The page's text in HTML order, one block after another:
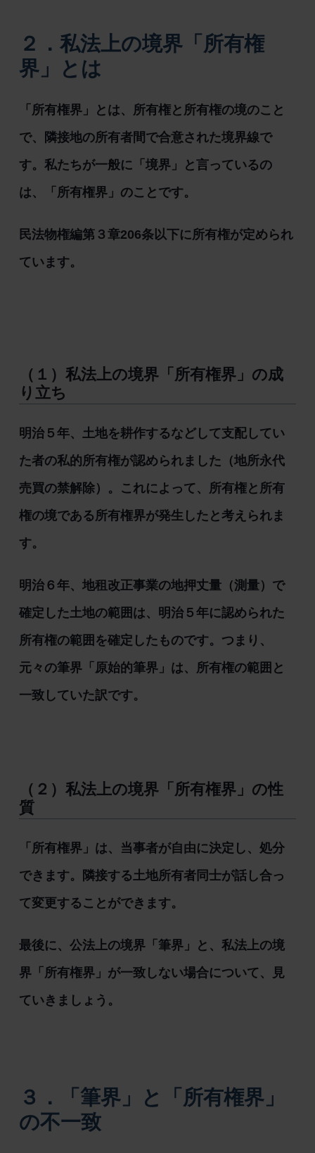
２．私法上の境界「所有権
界」とは
「所有権界」とは、所有権と所有権の境のこと
で、隣接地の所有者間で合意された境界線で
す。私たちが一般に「境界」と言っているの
は、「所有権界」のことです。
民法物権編第３章206条以下に所有権が定められ
ています。
（１）私法上の境界「所有権界」の成
り立ち
明治５年、土地を耕作するなどして支配してい
た者の私的所有権が認められました（地所永代
売買の禁解除）。これによって、所有権と所有
権の境である所有権界が発生したと考えられま
す。
明治６年、地租改正事業の地押丈量（測量）で
確定した土地の範囲は、明治５年に認められた
所有権の範囲を確定したものです。つまり、
元々の筆界「原始的筆界」は、所有権の範囲と
一致していた訳です。
（２）私法上の境界「所有権界」の性
質
「所有権界」は、当事者が自由に決定し、処分
できます。隣接する土地所有者同士が話し合っ
て変更することができます。
最後に、公法上の境界「筆界」と、私法上の境
界「所有権界」が一致しない場合について、見
ていきましょう。
３．「筆界」と「所有権界」
の不一致